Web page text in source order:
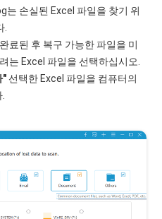
는 손실된 Excel 파일을 찾기 위
.
료된 후 복구 가능한 파일을 미
는 Excel 파일을 선택하십시오.
" 선택한 Excel 파일을 컴퓨터의